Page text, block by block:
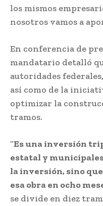
los mismos
nosotros vamos a
En conferencia de
mandatario detalló
autoridades
así como de la
optimizar la
tramos.
“Es una inversión
estatal y
la inversión, sino
esa obra en ocho
se divide en diez